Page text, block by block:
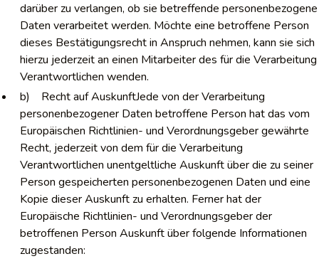
darüber zu verlangen, ob sie betreffende personenbezogene
Daten verarbeitet werden. Möchte eine betroffene Person
dieses Bestätigungsrecht in Anspruch nehmen, kann sie sich
hierzu jederzeit an einen Mitarbeiter des für die Verarbeitung
Verantwortlichen wenden.
b) Recht auf AuskunftJede von der Verarbeitung
personenbezogener Daten betroffene Person hat das vom
Europäischen Richtlinien- und Verordnungsgeber gewährte
Recht, jederzeit von dem für die Verarbeitung
Verantwortlichen unentgeltliche Auskunft über die zu seiner
Person gespeicherten personenbezogenen Daten und eine
Kopie dieser Auskunft zu erhalten. Ferner hat der
Europäische Richtlinien- und Verordnungsgeber der
betroffenen Person Auskunft über folgende Informationen
zugestanden: